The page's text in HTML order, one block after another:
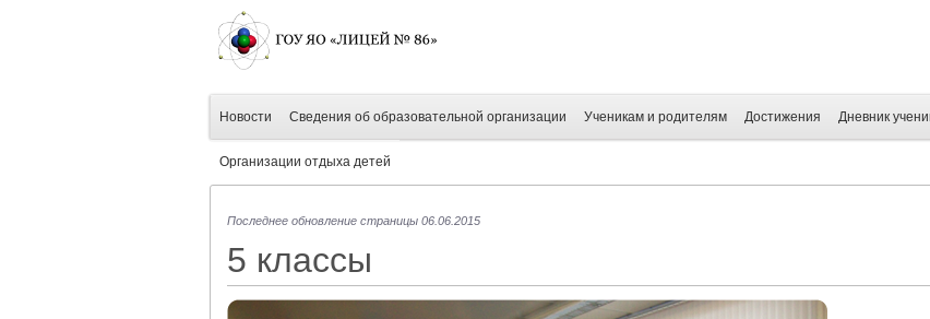
Новости Сведения об образовательной организации Ученикам и родителям Достижения Дневник
Организации отдыха детей
Последнее обновление страницы 06.06.2015
5 классы